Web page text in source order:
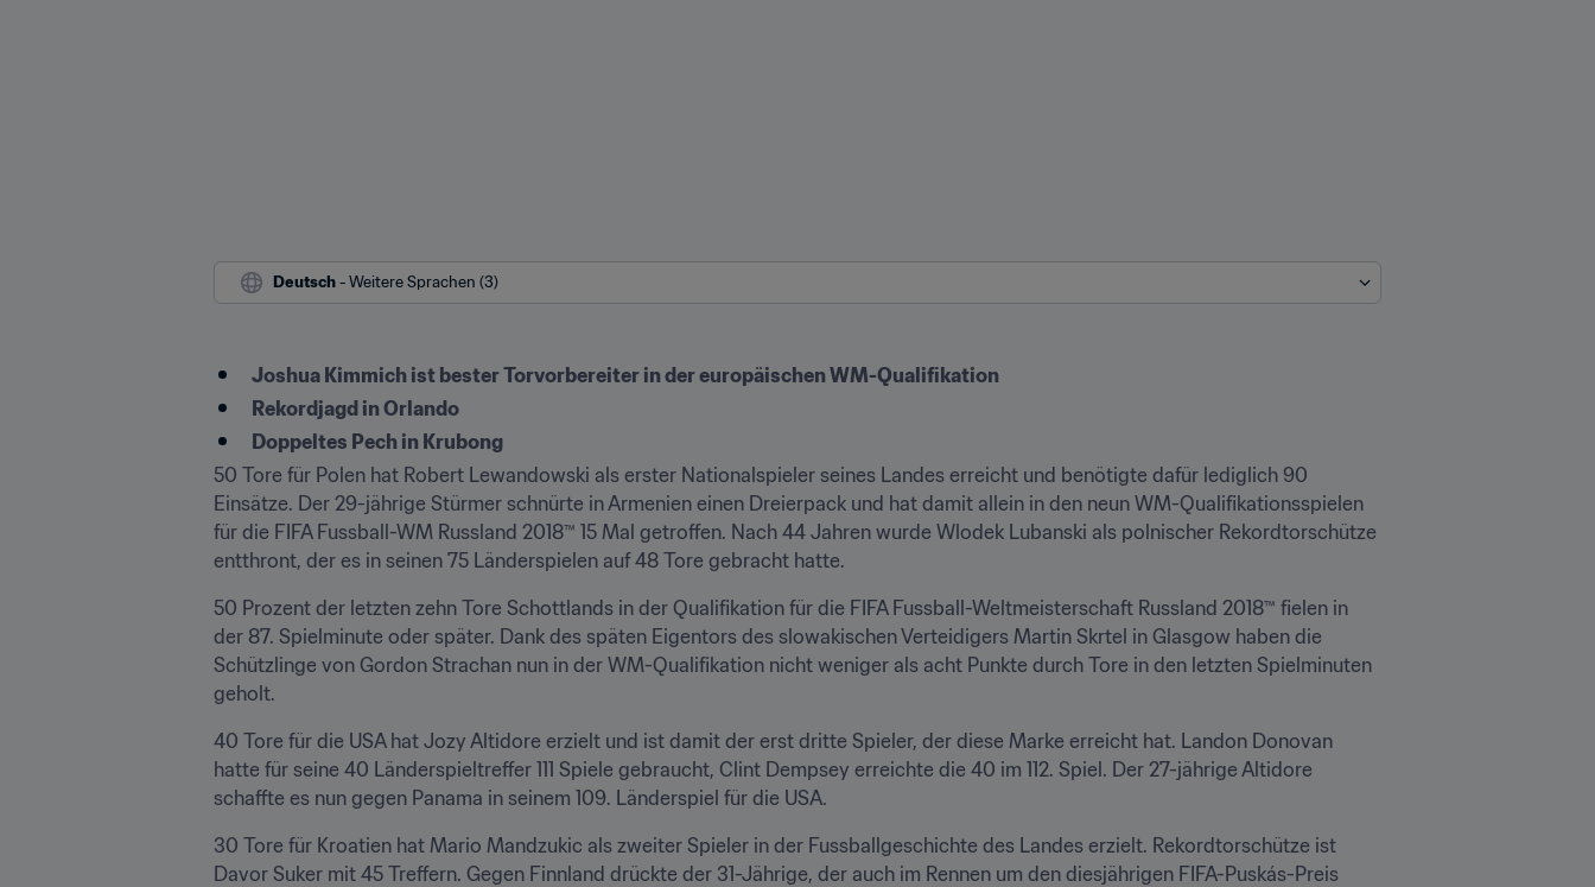
Deutsch - Weitere Sprachen (3)
Joshua Kimmich ist bester Torvorbereiter in der europäischen WM-Qualifikation
Rekordjagd in Orlando
Doppeltes Pech in Krubong
50 Tore für Polen hat Robert Lewandowski als erster Nationalspieler seines Landes erreicht und benötigte dafür lediglich 90
Einsätze. Der 29-jährige Stürmer schnürte in Armenien einen Dreierpack und hat damit allein in den neun WM-Qualifikationsspielen
für die FIFA Fussball-WM Russland 2018™ 15 Mal getroffen. Nach 44 Jahren wurde Wlodek Lubanski als polnischer Rekordtorschütze
entthront, der es in seinen 75 Länderspielen auf 48 Tore gebracht hatte.
50 Prozent der letzten zehn Tore Schottlands in der Qualifikation für die FIFA Fussball-Weltmeisterschaft Russland 2018™ fielen in
der 87. Spielminute oder später. Dank des späten Eigentors des slowakischen Verteidigers Martin Skrtel in Glasgow haben die
Schützlinge von Gordon Strachan nun in der WM-Qualifikation nicht weniger als acht Punkte durch Tore in den letzten Spielminuten
geholt.
40 Tore für die USA hat Jozy Altidore erzielt und ist damit der erst dritte Spieler, der diese Marke erreicht hat. Landon Donovan
hatte für seine 40 Länderspieltreffer 111 Spiele gebraucht, Clint Dempsey erreichte die 40 im 112. Spiel. Der 27-jährige Altidore
schaffte es nun gegen Panama in seinem 109. Länderspiel für die USA.
30 Tore für Kroatien hat Mario Mandzukic als zweiter Spieler in der Fussballgeschichte des Landes erzielt. Rekordtorschütze ist
Davor Suker mit 45 Treffern. Gegen Finnland drückte der 31-Jährige, der auch im Rennen um den diesjährigen FIFA-Puskás-Preis